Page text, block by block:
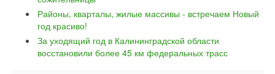
Районы, кварталы, жилые массивы - встречаем Новый
год красиво!
За уходящий год в Калининградской области
восстановили более 45 км федеральных трасс